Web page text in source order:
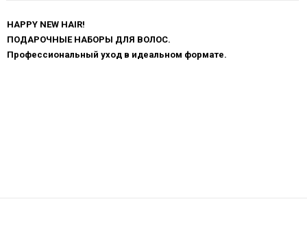
HAPPY NEW HAIR!
ПОДАРОЧНЫЕ НАБОРЫ ДЛЯ ВОЛОС.
Профессиональный уход в идеальном формате.